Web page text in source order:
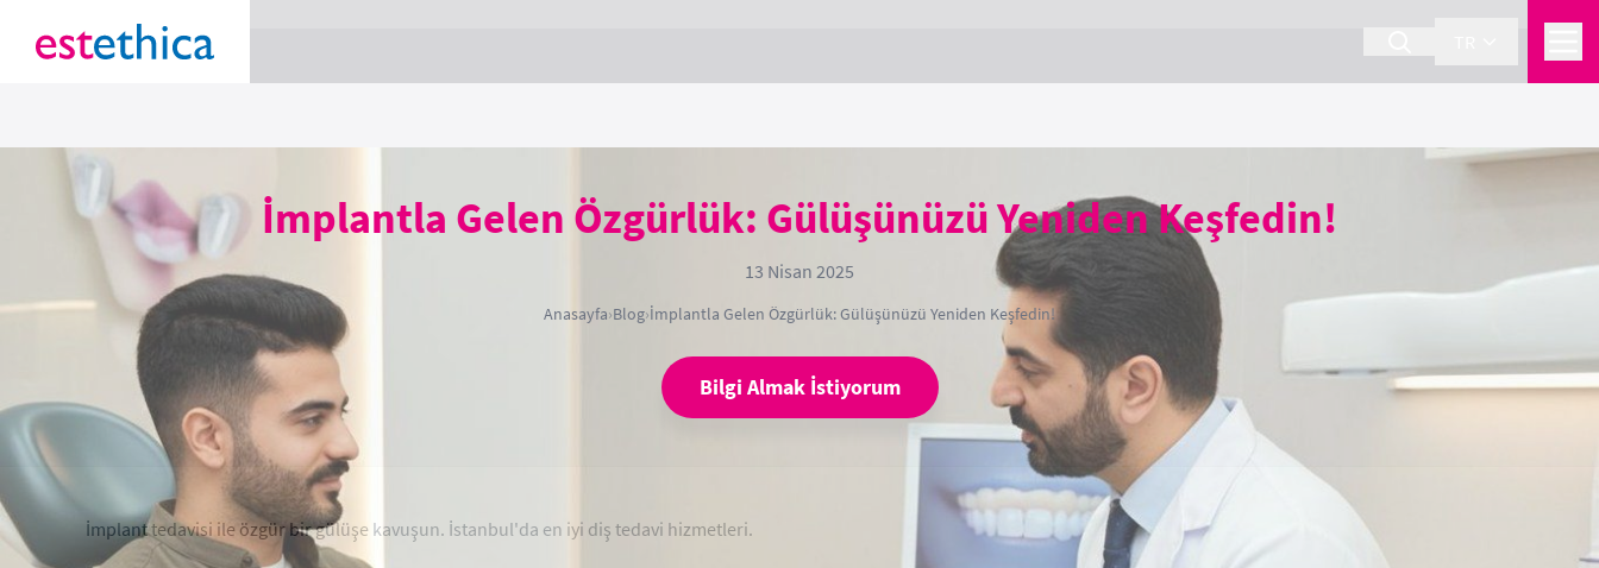
İmplantla Gelen Özgürlük: Gülüşünüzü Yeniden Keşfedin!
13 Nisan 2025
Anasayfa›Blog›İmplantla Gelen Özgürlük: Gülüşünüzü Yeniden Keşfedin!
Bilgi Almak İstiyorum
İmplant tedavisi ile özgür bir gülüşe kavuşun. İstanbul'da en iyi diş tedavi hizmetleri.